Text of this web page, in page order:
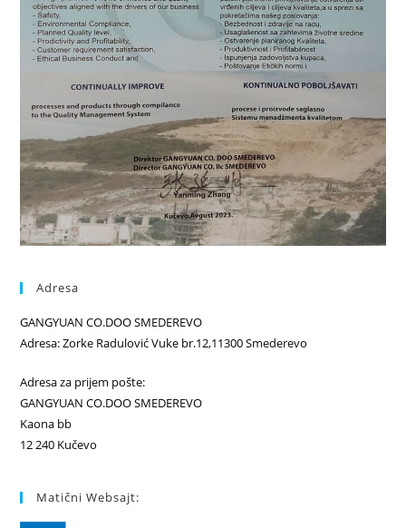
Adresa
GANGYUAN CO.DOO SMEDEREVO
Adresa: Zorke Radulović Vuke br.12,11300 Smederevo
Adresa za prijem pošte:
GANGYUAN CO.DOO SMEDEREVO
Kaona bb
12 240 Kučevo
Matični Websajt: